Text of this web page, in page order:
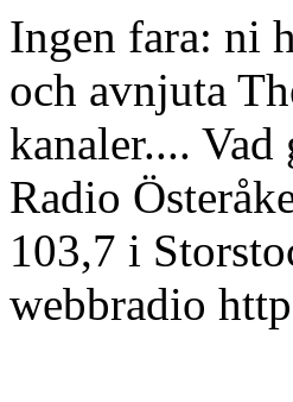
Ingen fara: ni
och avnjuta
kanaler....
Radio
103,7 i
webbradio